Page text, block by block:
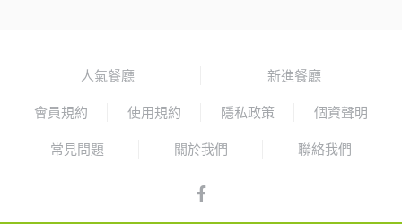
人氣餐廳 新進餐廳
會員規約 使用規約 隱私政策 個資聲明
常見問題 關於我們 聯絡我們